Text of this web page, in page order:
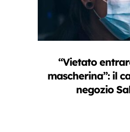
“Vietato
mascherina”: il
negozio